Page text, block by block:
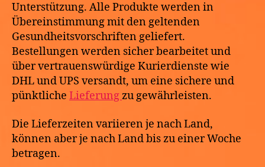
Unterstützung. Alle Produkte werden in
Übereinstimmung mit den geltenden
Gesundheitsvorschriften geliefert.
Bestellungen werden sicher bearbeitet und
über vertrauenswürdige Kurierdienste wie
DHL und UPS versandt, um eine sichere und
pünktliche Lieferungzu gewährleisten.
Die Lieferzeiten variieren je nach Land,
können aber je nach Land bis zu einer Woche
betragen.